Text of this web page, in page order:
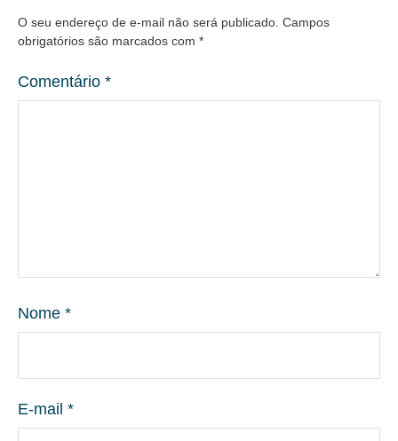
O seu endereço de e-mail não será publicado. Campos
obrigatórios são marcados com *
Comentário *
Nome *
E-mail *